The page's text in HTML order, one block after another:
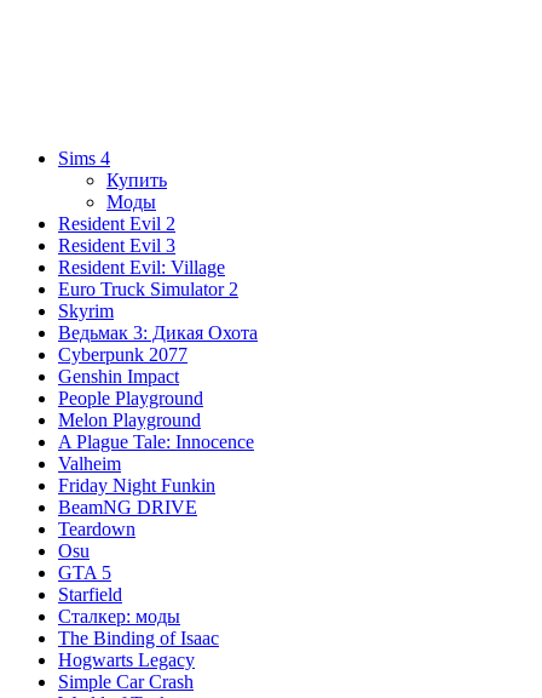
Sims 4
Купить
Моды
Resident Evil 2
Resident Evil 3
Resident Evil: Village
Euro Truck Simulator 2
Skyrim
Ведьмак 3: Дикая Охота
Cyberpunk 2077
Genshin Impact
People Playground
Melon Playground
A Plague Tale: Innocence
Valheim
Friday Night Funkin
BeamNG DRIVE
Teardown
Osu
GTA 5
Starfield
Сталкер: моды
The Binding of Isaac
Hogwarts Legacy
Simple Car Crash